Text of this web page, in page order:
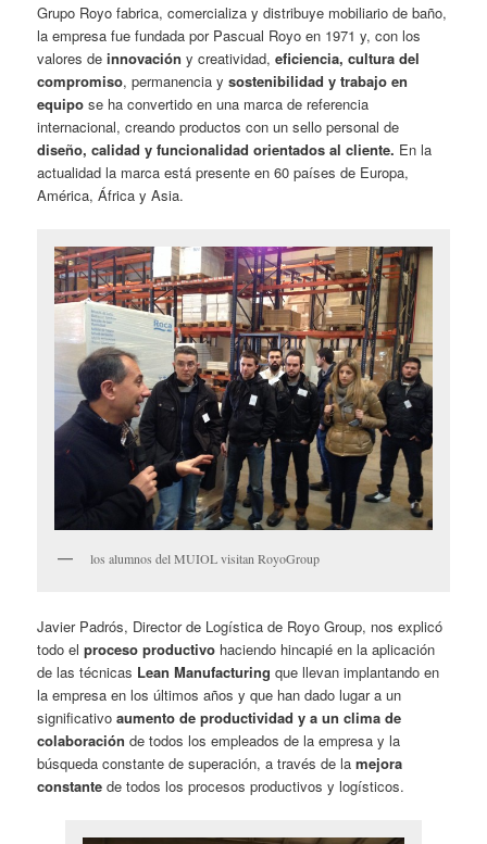
Grupo Royo fabrica, comercializa y distribuye mobiliario de baño,
la empresa fue fundada por Pascual Royo en 1971 y, con los
valores deinnovación y creatividad,eficiencia, cultura del
compromiso, permanencia ysostenibilidad y trabajo en
equipo se ha convertido en una marca de referencia
internacional, creando productos con un sello personal de
diseño, calidad y funcionalidad orientados al cliente. En la
actualidad la marca está presente en 60 países de Europa,
América, África y Asia.
los alumnos del MUIOL visitan RoyoGroup
Javier Padrós, Director de Logística de Royo Group, nos explicó
todo el proceso productivo haciendo hincapié en la aplicación
de las técnicas Lean Manufacturing que llevan implantando en
la empresa en los últimos años y que han dado lugar a un
significativo aumento de productividad y a un clima de
colaboración de todos los empleados de la empresa y la
búsqueda constante de superación, a través de lamejora
constante de todos los procesos productivos y logísticos.